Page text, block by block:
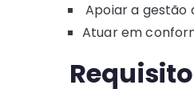
Apoiar a gestão
Atuar em